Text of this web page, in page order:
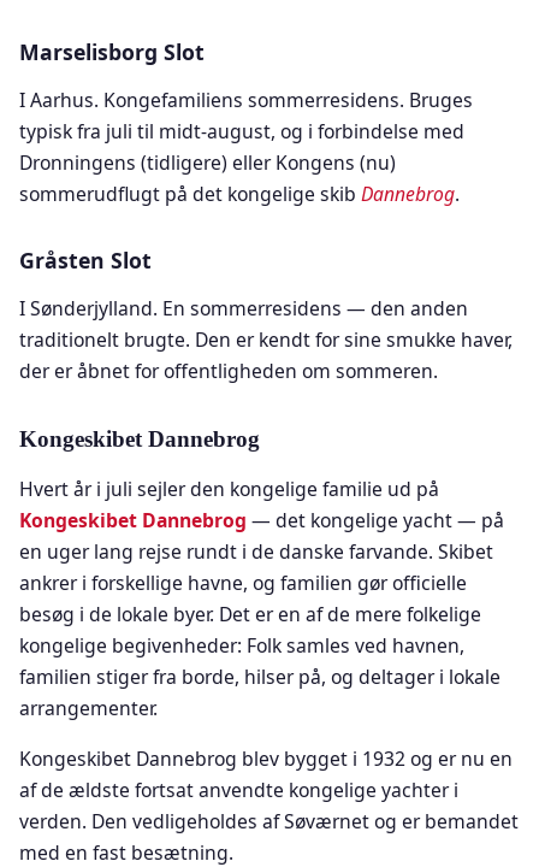
Marselisborg Slot
I Aarhus. Kongefamiliens sommerresidens. Bruges
typisk fra juli til midt-august, og i forbindelse med
Dronningens (tidligere) eller Kongens (nu)
sommerudflugt på det kongelige skib Dannebrog.
Gråsten Slot
I Sønderjylland. En sommerresidens — den anden
traditionelt brugte. Den er kendt for sine smukke haver,
der er åbnet for offentligheden om sommeren.
Kongeskibet Dannebrog
Hvert år i juli sejler den kongelige familie ud på
Kongeskibet Dannebrog — det kongelige yacht — på
en uger lang rejse rundt i de danske farvande. Skibet
ankrer i forskellige havne, og familien gør officielle
besøg i de lokale byer. Det er en af de mere folkelige
kongelige begivenheder: Folk samles ved havnen,
familien stiger fra borde, hilser på, og deltager i lokale
arrangementer.
Kongeskibet Dannebrog blev bygget i 1932 og er nu en
af de ældste fortsat anvendte kongelige yachter i
verden. Den vedligeholdes af Søværnet og er bemandet
med en fast besætning.